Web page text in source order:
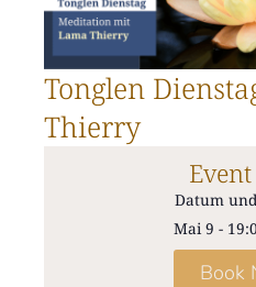
Tonglen
Thierry
Datum
Mai 9 -
Book